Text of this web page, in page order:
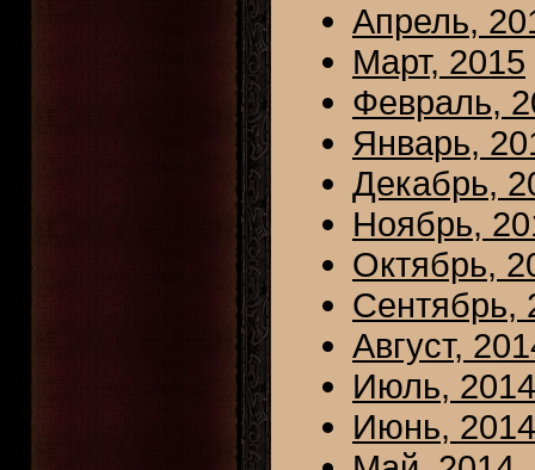
Апрель,
Март, 2015
Февраль,
Январь,
Декабрь,
Ноябрь,
Октябрь,
Сентябрь,
Август,
Июль, 2014
Июнь, 2014